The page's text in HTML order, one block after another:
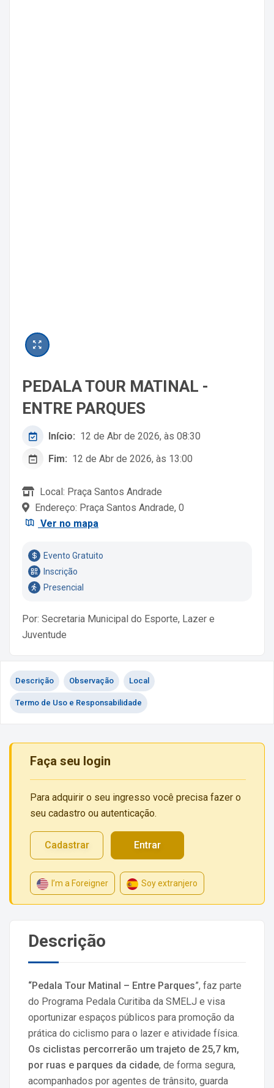
PEDALA TOUR MATINAL -
ENTRE PARQUES
Início: 12 de Abr de 2026, às 08:30
Fim: 12 de Abr de 2026, às 13:00
Local: Praça Santos Andrade
Endereço: Praça Santos Andrade, 0
Ver no mapa
Evento Gratuito
Inscrição
Presencial
Por: Secretaria Municipal do Esporte, Lazer e
Juventude
Descrição Observação Local
Termo de Uso e Responsabilidade
Faça seu login
Para adquirir o seu ingresso você precisa fazer o
seu cadastro ou autenticação.
Cadastrar Entrar
I’m a Foreigner Soy extranjero
Descrição
“Pedala Tour Matinal – Entre Parques”, faz parte
do Programa Pedala Curitiba da SMELJ e visa
oportunizar espaços públicos para promoção da
prática do ciclismo para o lazer e atividade física.
Os ciclistas percorrerão um trajeto de 25,7 km,
por ruas e parques da cidade, de forma segura,
acompanhados por agentes de trânsito, guarda